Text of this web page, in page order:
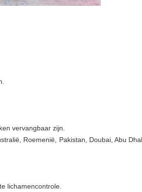
vervangbaar zijn.
Roemenië, Pakistan, Doubai, Abu
lichamencontrole.